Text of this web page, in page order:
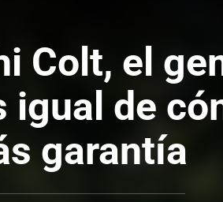
Colt, el
igual de
garantía